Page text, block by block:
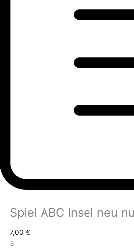
Spiel ABC Insel neu
7,00 €
3